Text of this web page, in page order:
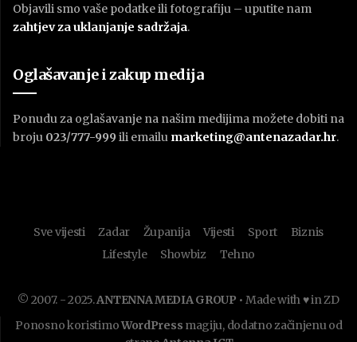
Objavili smo vaše podatke ili fotografiju – uputite nam
zahtjev za uklanjanje sadržaja.
Oglašavanje i zakup medija
Ponudu za oglašavanje na našim medijima možete dobiti na
broju 023/777-999 ili emailu marketing@antenazadar.hr.
Sve vijesti Zadar Županija Vijesti Sport
Biznis
Lifestyle
Showbiz Tehno
© 2007. - 2025.ANTENNA MEDIA GROUP • Made with ♥ in ZD
Ponosno koristimoWordPress magiju, dodatno začinjenu od